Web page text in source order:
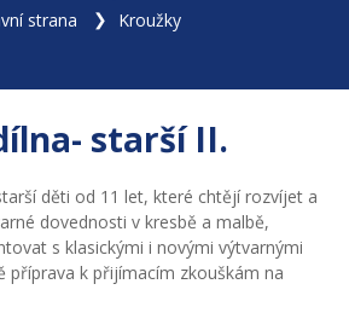
strana Kroužky
starší II.
děti od 11 let, které chtějí rozvíjet a
dovednosti v kresbě a malbě,
s klasickými i novými výtvarnými
příprava k přijímacím zkouškám na